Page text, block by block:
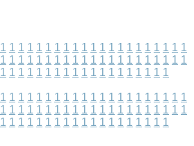
1 1 1 1 1 1 1 1 1 1 1 1 1 1 1 1 1 1 1 1 1
1 1 1 1 1 1 1 1 1 1 1 1 1 1 1 1 1 1 1 1 1
1 1 1 1 1 1 1 1 1 1 1 1 1 1 1 1 1 1 1
1 1 1 1 1 1 1 1 1 1 1 1 1 1 1 1 1 1 1 1 1
1 1 1 1 1 1 1 1 1 1 1 1 1 1 1 1 1 1 1 1 1
1 1 1 1 1 1 1 1 1 1 1 1 1 1 1 1 1 1 1